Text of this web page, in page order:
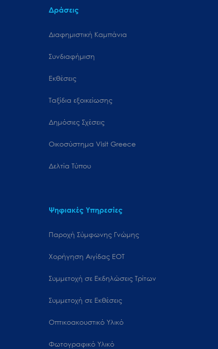
Δράσεις
Διαφημιστική Καμπάνια
Συνδιαφήμιση
Εκθέσεις
Ταξίδια εξοικείωσης
Δημόσιες Σχέσεις
Oικοσύστημα Visit Greece
Δελτία Τύπου
Ψηφιακές Υπηρεσίες
Παροχή Σύμφωνης Γνώμης
Χορήγηση Αιγίδας ΕΟΤ
Συμμετοχή σε Εκδηλώσεις Τρίτων
Συμμετοχή σε Εκθέσεις
Οπτικοακουστικό Υλικό
Φωτογραφικό Υλικό